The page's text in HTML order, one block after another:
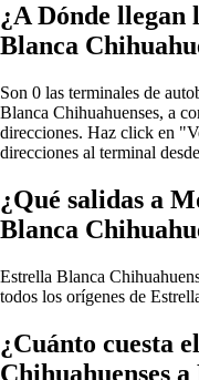
¿A Dónde llegan
Blanca
Son 0 las terminales de
Blanca Chihuahuenses, a
direcciones. Haz click en
direcciones al terminal
¿Qué salidas a
Blanca
Estrella Blanca
todos los orígenes de
¿Cuánto cuesta
Chihuahuenses